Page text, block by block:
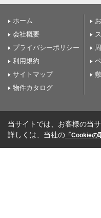
ホーム
会社概要
プライバシーポリシー
利用規約
サイトマップ
物件カタログ
当サイトでは、お客様の当
詳しくは、当社の 「Cookieの